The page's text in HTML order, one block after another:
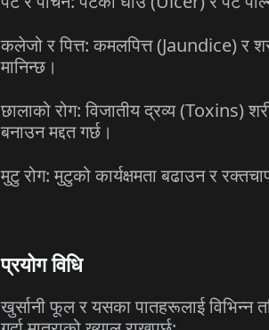
कलेजो र पित्त: कमलपित्त (Jaundice) र
मानिन्छ।
छालाको रोग: विजातीय द्रव्य (Toxins)
बनाउन मद्दत गर्छ।
मुटु रोग: मुटुको कार्यक्षमता बढाउन र
प्रयोग विधि
खुर्सानी फूल र यसका पातहरूलाई विभिन्न